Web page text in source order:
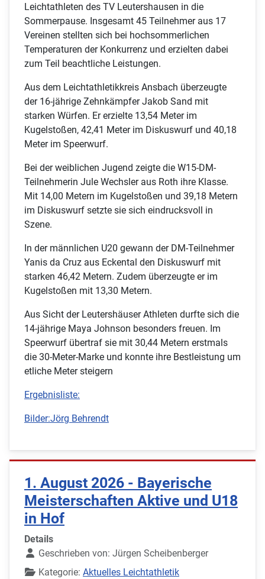
Leichtathleten des TV Leutershausen in die
Sommerpause. Insgesamt 45 Teilnehmer aus 17
Vereinen stellten sich bei hochsommerlichen
Temperaturen der Konkurrenz und erzielten dabei
zum Teil beachtliche Leistungen.
Aus dem Leichtathletikkreis Ansbach überzeugte
der 16-jährige Zehnkämpfer Jakob Sand mit
starken Würfen. Er erzielte 13,54 Meter im
Kugelstoßen, 42,41 Meter im Diskuswurf und 40,18
Meter im Speerwurf.
Bei der weiblichen Jugend zeigte die W15-DM-
Teilnehmerin Jule Wechsler aus Roth ihre Klasse.
Mit 14,00 Metern im Kugelstoßen und 39,18 Metern
im Diskuswurf setzte sie sich eindrucksvoll in
Szene.
In der männlichen U20 gewann der DM-Teilnehmer
Yanis da Cruz aus Eckental den Diskuswurf mit
starken 46,42 Metern. Zudem überzeugte er im
Kugelstoßen mit 13,30 Metern.
Aus Sicht der Leutershäuser Athleten durfte sich die
14-jährige Maya Johnson besonders freuen. Im
Speerwurf übertraf sie mit 30,44 Metern erstmals
die 30-Meter-Marke und konnte ihre Bestleistung um
etliche Meter steigern
Ergebnisliste:
Bilder:Jörg Behrendt
1. August 2026 - Bayerische
Meisterschaften Aktive und U18
in Hof
Details
Geschrieben von: Jürgen Scheibenberger
Kategorie: Aktuelles Leichtathletik